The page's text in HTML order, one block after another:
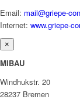
Email: mail@griepe-
Internet: www.griepe-
×
MIBAU
Windhukstr. 20
28237 Bremen